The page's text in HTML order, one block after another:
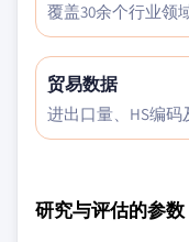
覆盖30余个行业领
贸易数据
进出口量、HS编码
研究与评估的参数